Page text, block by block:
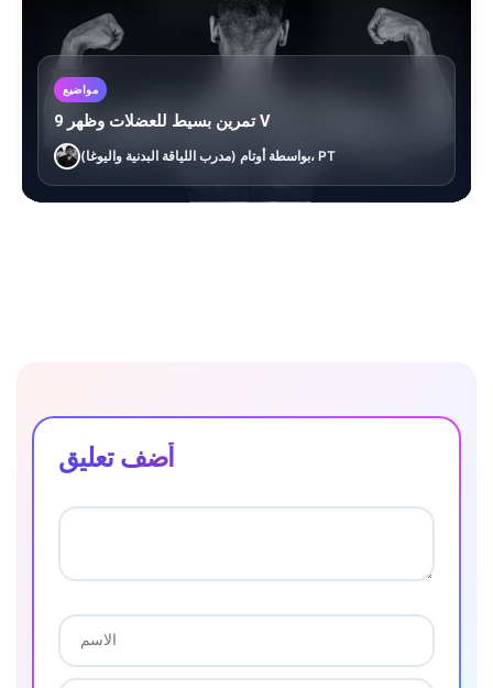
مواضيع
9 تمرين بسيط للعضلات وظهر V
بواسطة أوتام (مدرب اللياقة البدنية واليوغا)، PT
أضف تعليق